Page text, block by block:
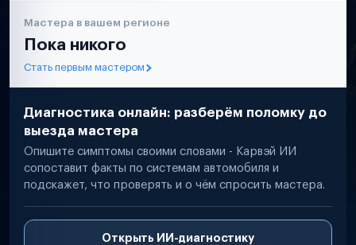
Мастера в вашем регионе
Пока никого
Стать первым мастером
Диагностика онлайн: разберём поломку до
выезда мастера
Опишите симптомы своими словами - Карвэй ИИ
сопоставит факты по системам автомобиля и
подскажет, что проверять и о чём спросить мастера.
Открыть ИИ-диагностику